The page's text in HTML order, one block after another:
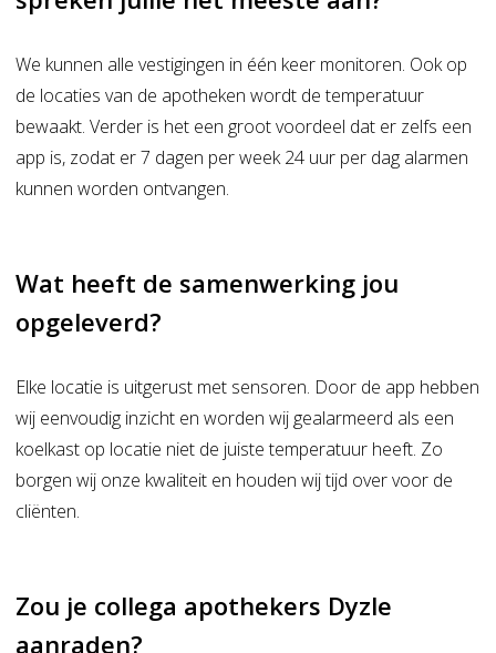
We kunnen alle vestigingen in één keer monitoren. Ook op
de locaties van de apotheken wordt de temperatuur
bewaakt. Verder is het een groot voordeel dat er zelfs een
app is, zodat er 7 dagen per week 24 uur per dag alarmen
kunnen worden ontvangen.
Wat heeft de samenwerking jou
opgeleverd?
Elke locatie is uitgerust met sensoren. Door de app hebben
wij eenvoudig inzicht en worden wij gealarmeerd als een
koelkast op locatie niet de juiste temperatuur heeft. Zo
borgen wij onze kwaliteit en houden wij tijd over voor de
cliënten.
Zou je collega apothekers Dyzle
aanraden?